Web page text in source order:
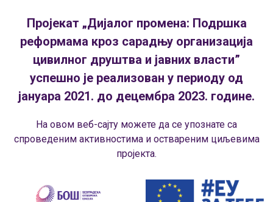
Пројекат „Дијалог промена: Подршка
реформама кроз сарадњу организација
цивилног друштва и јавних власти”
успешно је реализован у периоду од
јануара 2021. до децембра 2023. године.
На овом веб-сајту можете да се упознате са
спроведеним активностима и оствареним циљевима
пројекта.